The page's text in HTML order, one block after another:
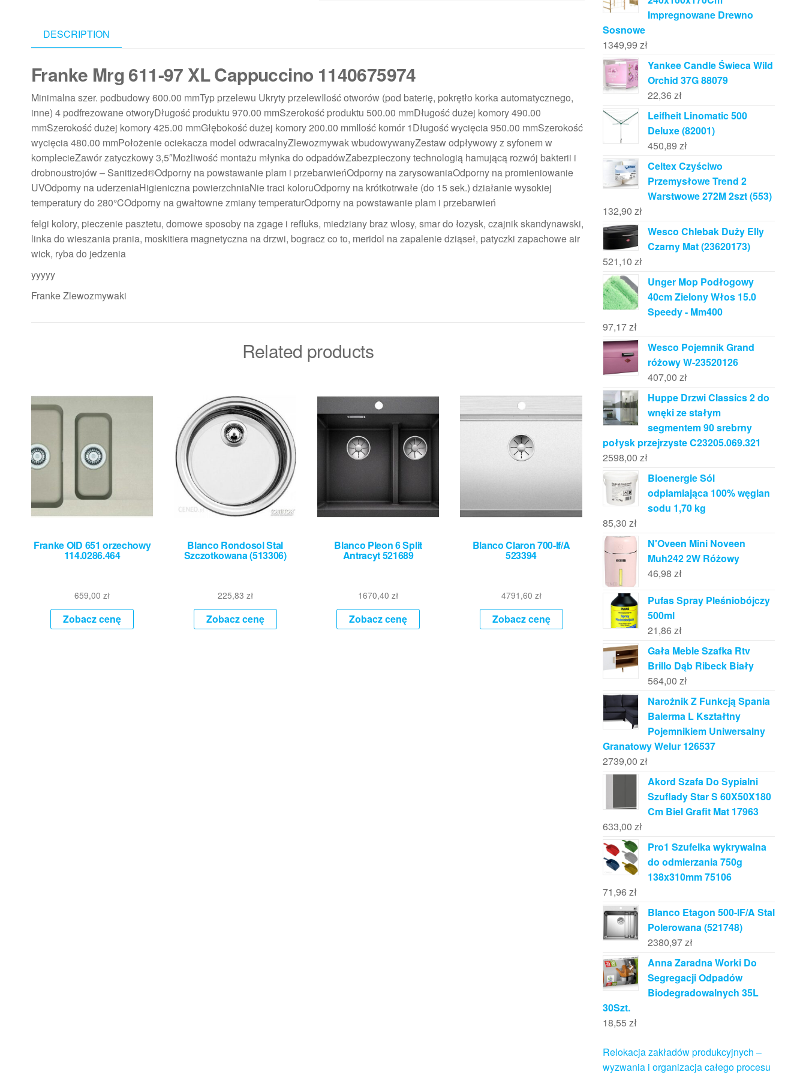
DESCRIPTION
Franke Mrg 611-97 XL Cappuccino 1140675974
Minimalna szer. podbudowy 600.00 mmTyp przelewu Ukryty przelewIlość otworów (pod baterię, pokrętło korka automatycznego,
inne) 4 podfrezowane otworyDługość produktu 970.00 mmSzerokość produktu 500.00 mmDługość dużej komory 490.00
mmSzerokość dużej komory 425.00 mmGłębokość dużej komory 200.00 mmIlość komór 1Długość wycięcia 950.00 mmSzerokość
wycięcia 480.00 mmPołożenie ociekacza model odwracalnyZlewozmywak wbudowywanyZestaw odpływowy z syfonem w
komplecieZawór zatyczkowy 3,5″Możliwość montażu młynka do odpadówZabezpieczony technologią hamującą rozwój bakterii i
drobnoustrojów – Sanitized®Odporny na powstawanie plam i przebarwieńOdporny na zarysowaniaOdporny na promieniowanie
UVOdporny na uderzeniaHigieniczna powierzchniaNie traci koloruOdporny na krótkotrwałe (do 15 sek.) działanie wysokiej
temperatury do 280°COdporny na gwałtowne zmiany temperaturOdporny na powstawanie plam i przebarwień
felgi kolory, pieczenie pasztetu, domowe sposoby na zgage i refluks, miedziany braz wlosy, smar do łozysk, czajnik skandynawski,
linka do wieszania prania, moskitiera magnetyczna na drzwi, bogracz co to, meridol na zapalenie dziąseł, patyczki zapachowe air
wick, ryba do jedzenia
yyyyy
Franke Zlewozmywaki
Related products
Franke OID 651 orzechowy
114.0286.464
659,00zł
Zobacz cenę
Blanco Rondosol Stal
Szczotkowana (513306)
225,83 zł
Zobacz cenę
Blanco Pleon 6 Split
Antracyt 521689
1670,40zł
Zobacz cenę
Blanco Claron 700-If/A
523394
4791,60 zł
Zobacz cenę
Impregnowane Drewno
Sosnowe
1349,99 zł
Yankee Candle Świeca Wild
Orchid 37G 88079
22,36 zł
Leifheit Linomatic 500
Deluxe (82001)
450,89 zł
Celtex Czyściwo
Przemysłowe Trend 2
Warstwowe 272M 2szt (553)
132,90 zł
Wesco Chlebak Duży Elly
Czarny Mat (23620173)
521,10 zł
Unger Mop Podłogowy
40cm Zielony Włos 15.0
Speedy - Mm400
97,17zł
Wesco Pojemnik Grand
różowy W-23520126
407,00 zł
Huppe Drzwi Classics 2 do
wnęki ze stałym
segmentem 90 srebrny
połysk przejrzyste C23205.069.321
2598,00 zł
Bioenergie Sól
odplamiająca 100% węglan
sodu 1,70 kg
85,30 zł
N'Oveen Mini Noveen
Muh242 2W Różowy
46,98 zł
Pufas Spray Pleśniobójczy
500ml
21,86 zł
Gała Meble Szafka Rtv
Brillo Dąb Ribeck Biały
564,00 zł
Narożnik Z Funkcją Spania
Balerma L Kształtny
Pojemnikiem Uniwersalny
Granatowy Welur 126537
2739,00 zł
Akord Szafa Do Sypialni
Szuflady Star S 60X50X180
Cm Biel Grafit Mat 17963
633,00 zł
Pro1 Szufelka wykrywalna
do odmierzania 750g
138x310mm 75106
71,96 zł
Blanco Etagon 500-IF/A Stal
Polerowana (521748)
2380,97zł
Anna Zaradna Worki Do
Segregacji Odpadów
Biodegradowalnych 35L
30Szt.
18,55 zł
Relokacja zakładów produkcyjnych –
wyzwania i organizacja całego procesu